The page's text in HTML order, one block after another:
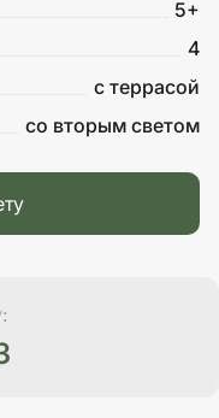
5+
4
с террасой
со вторым светом